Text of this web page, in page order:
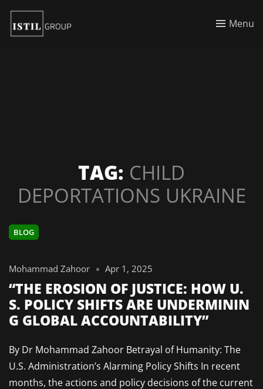
Menu
TAG: CHILD
DEPORTATIONS UKRAINE
BLOG
Mohammad Zahoor Apr 1, 2025
“THE EROSION OF JUSTICE: HOW U.
S. POLICY SHIFTS ARE UNDERMININ
G GLOBAL ACCOUNTABILITY”
By Dr Mohammad Zahoor Betrayal of Humanity: The
U.S. Administration’s Alarming Policy Shifts In recent
months, the actions and policy decisions of the current